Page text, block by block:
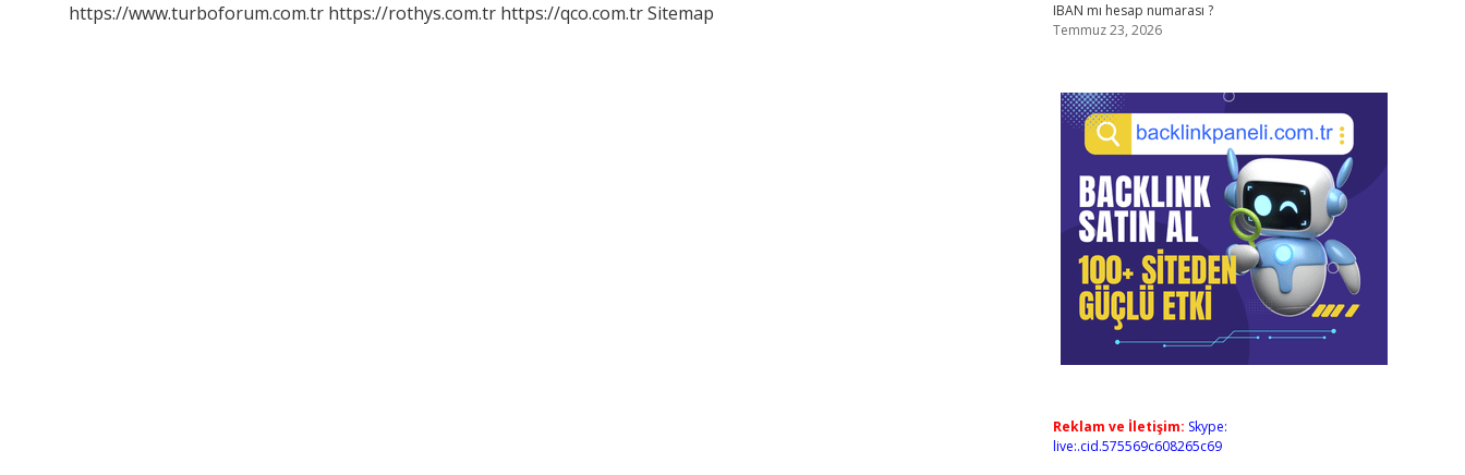
https://www.turboforum.com.tr https://rothys.com.tr https://qco.com.trSitemap
IBAN mı hesap numarası ?
Temmuz 23, 2026
Reklam ve İletişim: Skype:
live:.cid.575569c608265c69